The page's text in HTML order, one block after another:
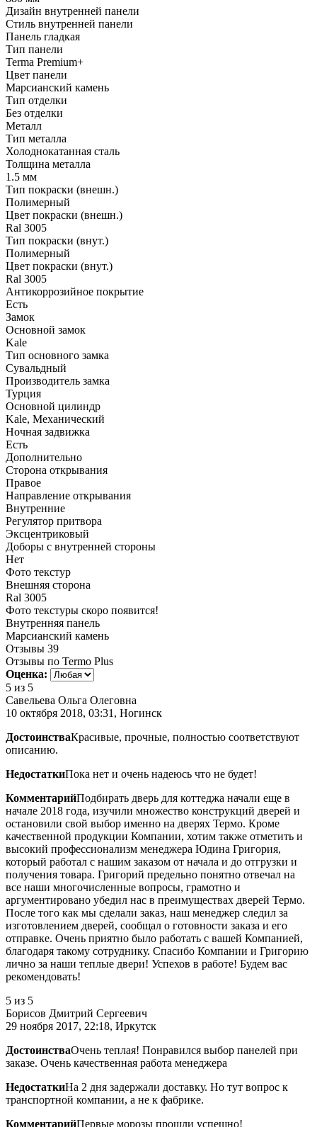
Дизайн внутренней панели
Стиль внутренней панели
Панель гладкая
Тип панели
Terma Premium+
Цвет панели
Марсианский камень
Тип отделки
Без отделки
Металл
Тип металла
Холоднокатанная сталь
Толщина металла
1.5 мм
Тип покраски (внешн.)
Полимерный
Цвет покраски (внешн.)
Ral 3005
Тип покраски (внут.)
Полимерный
Цвет покраски (внут.)
Ral 3005
Антикоррозийное покрытие
Есть
Замок
Основной замок
Kale
Тип основного замка
Сувальдный
Производитель замка
Турция
Основной цилиндр
Kale, Механический
Ночная задвижка
Есть
Дополнительно
Сторона открывания
Правое
Направление открывания
Внутренние
Регулятор притвора
Эксцентриковый
Доборы с внутренней стороны
Нет
Фото текстур
Внешняя сторона
Ral 3005
Фото текстуры скоро появится!
Внутренняя панель
Марсианский камень
Отзывы 39
Отзывы по Termo Plus
Оценка:
5 из 5
Савельева Ольга Олеговна
10 октября 2018, 03:31, Ногинск
ДостоинстваКрасивые, прочные, полностью соответствуют
описанию.
НедостаткиПока нет и очень надеюсь что не будет!
КомментарийПодбирать дверь для коттеджа начали еще в
начале 2018 года, изучили множество конструкций дверей и
остановили свой выбор именно на дверях Термо. Кроме
качественной продукции Компании, хотим также отметить и
высокий профессионализм менеджера Юдина Григория,
который работал с нашим заказом от начала и до отгрузки и
получения товара. Григорий предельно понятно отвечал на
все наши многочисленные вопросы, грамотно и
аргументировано убедил нас в преимуществах дверей Термо.
После того как мы сделали заказ, наш менеджер следил за
изготовлением дверей, сообщал о готовности заказа и его
отправке. Очень приятно было работать с вашей Компанией,
благодаря такому сотруднику. Спасибо Компании и Григорию
лично за наши теплые двери! Успехов в работе! Будем вас
рекомендовать!
5 из 5
Борисов Дмитрий Сергеевич
29 ноября 2017, 22:18, Иркутск
ДостоинстваОчень теплая! Понравился выбор панелей при
заказе. Очень качественная работа менеджера
НедостаткиНа 2 дня задержали доставку. Но тут вопрос к
транспортной компании, а не к фабрике.
КомментарийПервые морозы прошли успешно!